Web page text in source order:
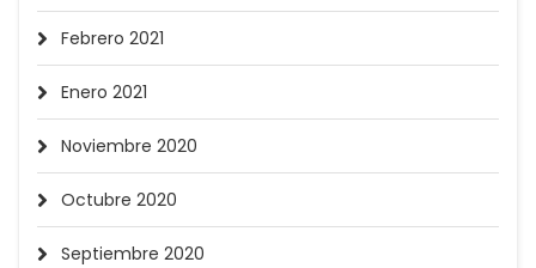
Febrero 2021
Enero 2021
Noviembre 2020
Octubre 2020
Septiembre 2020